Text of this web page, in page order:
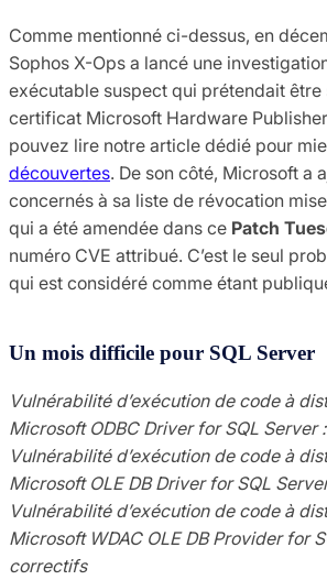
Comme mentionné ci-dessus, en
Sophos X-Ops a lancé une
exécutable suspect qui prétendait être
certificat Microsoft Hardware
pouvez lire notre article dédié pour
découvertes. De son côté, Microsoft a
concernés à sa liste de révocation
qui a été amendée dans ce Patch
numéro CVE attribué. C’est le seul
qui est considéré comme étant
Un mois difficile pour SQL Server
Vulnérabilité d’exécution de code à
Microsoft ODBC Driver for SQL Server
Vulnérabilité d’exécution de code à
Microsoft OLE DB Driver for SQL
Vulnérabilité d’exécution de code à
Microsoft WDAC OLE DB Provider for
correctifs